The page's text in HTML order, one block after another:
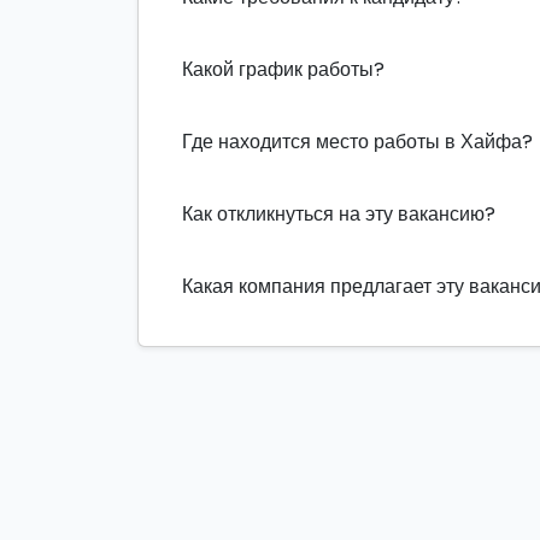
Какой график работы?
Где находится место работы в Хайфа?
Как откликнуться на эту вакансию?
Какая компания предлагает эту